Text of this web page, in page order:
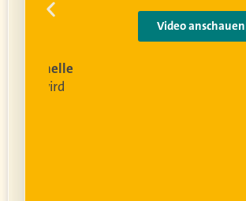
wird
Video anschauen